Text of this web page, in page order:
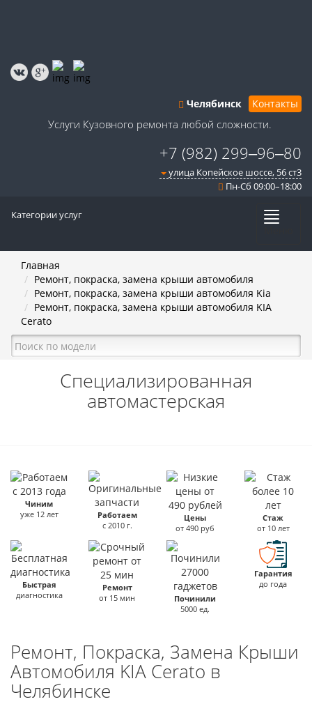
Челябинск Контакты
Услуги Кузовного ремонта любой сложности.
+7 (982) 299‒96‒80
улица Копейское шоссе, 56 ст3​
Пн-Сб 09:00–18:00
Категории услуг
Главная
Ремонт, покраска, замена крыши автомобиля
Ремонт, покраска, замена крыши автомобиля Kia
Ремонт, покраска, замена крыши автомобиля KIA
Cerato
Специализированная
автомастерская
Чиним
уже 12 лет
Работаем
с 2010 г.
Цены
от 490 руб
Стаж
от 10 лет
Быстрая
диагностика
Ремонт
от 15 мин
Починили
5000 ед.
Гарантия
до года
Ремонт, Покраска, Замена Крыши
Автомобиля KIA Cerato в
Челябинске